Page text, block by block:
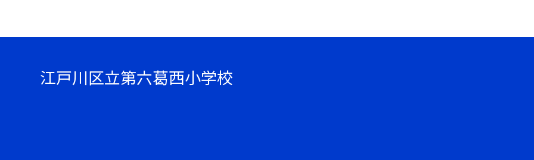
江戸川区立第六葛西小学校